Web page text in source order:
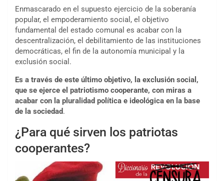
Enmascarado en el supuesto ejercicio de la soberanía
popular, el empoderamiento social, el objetivo
fundamental del estado comunal es acabar con la
descentralización, el debilitamiento de las instituciones
democráticas, el fin de la autonomía municipal y la
exclusión social.
Es a través de este último objetivo, la exclusión social,
que se ejerce el patriotismo cooperante, con miras a
acabar con la pluralidad política e ideológica en la base
de la sociedad.
¿Para qué sirven los patriotas
cooperantes?